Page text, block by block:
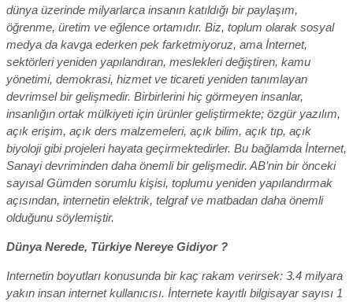
dünya üzerinde milyarlarca insanın katıldığı bir paylaşım,
öğrenme, üretim ve eğlence ortamıdır. Biz, toplum olarak sosyal
medya da kavga ederken pek farketmiyoruz, ama İnternet,
sektörleri yeniden yapılandıran, meslekleri değiştiren, kamu
yönetimi, demokrasi, hizmet ve ticareti yeniden tanımlayan
devrimsel bir gelişmedir. Birbirlerini hiç görmeyen insanlar,
insanlığın ortak mülkiyeti için ürünler geliştirmekte; özgür yazılım,
açık erişim, açık ders malzemeleri, açık bilim, açık tıp, açık
biyoloji gibi projeleri hayata geçirmektedirler. Bu bağlamda İnternet,
Sanayi devriminden daha önemli bir gelişmedir. AB’nin bir önceki
sayısal Gümden sorumlu kişisi, toplumu yeniden yapılandırmak
açısından, internetin elektrik, telgraf ve matbadan daha önemli
olduğunu söylemiştir.
Dünya Nerede, Türkiye Nereye Gidiyor ?
Internetin boyutları konusunda bir kaç rakam verirsek: 3.4 milyara
yakın insan internet kullanıcısı. İnternete kayıtlı bilgisayar sayısı 1